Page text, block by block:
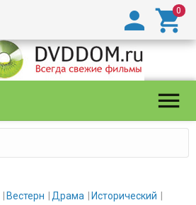



Вестерн Драма
Исторический